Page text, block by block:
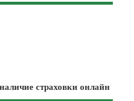
страховки онлайн